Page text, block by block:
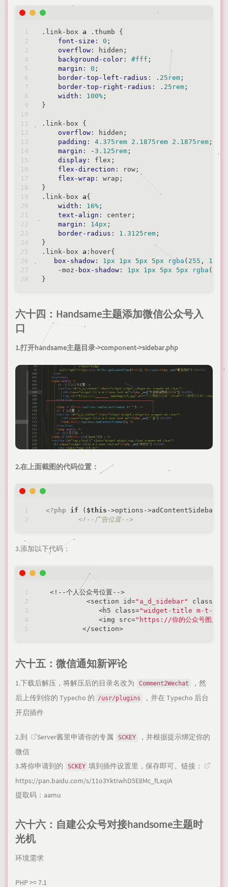
.link-box a .thumb {
font-size : 0 ;
overflow : hidden;
background-color : #fff ;
margin : 0 ;
border-top-left-radius : . 25rem ;
border-top-right-radius : . 25rem ;
width : 100% ;
}
.link-box {
overflow : hidden;
padding : 4.375rem 2.1875rem 2.1875rem ;
margin : -3.125rem ;
display : flex;
flex-direction : row;
flex-wrap : wrap;
.link-box a{
width : 16% ;
text-align : center;
margin : 14px ;
border-radius : 1.3125rem ;
.link-box a :hover{
box-shadow : 1px 1px 5px 5px rgba ( 255 , 112
    -moz-
box-shadow : 1px 1px 5px 5px rgba (
六十四：Handsame主题添加微信公众号入
口
1.打开handsame主题目录->component->sidebar.php
2.在上面截图的代码位置：
<?php if ( $this ->options->adContentSidebar
<!--广告位置-->
3.添加以下代码：
< ! - -个人公众号位置- ->
<section id="a_d_sidebar" class
<h5 class="widget-title m-t-
<img src="https://你的公众号图片地
</section>
六十五：微信通知新评论
1.下载后解压，将解压后的目录名改为 Comment2Wechat
，然
后上传到你的 Typecho 的 /usr/plugins
，并在 Typecho 后台
开启插件
2.到 Server酱里申请你的专属 SCKEY
，并根据提示绑定你的
微信
3.将你申请到的
SCKEY 填到插件设置里，保存即可。链接：
https://pan.baidu.com/s/11o3YktIwhD5E8Mc_fLxqiA
提取码：aamu
六十六：自建公众号对接handsome主题时
光机
环境需求
PHP >= 7.1